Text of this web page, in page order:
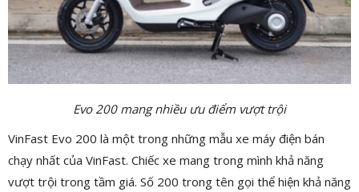
Evo 200 mang nhiều ưu điểm vượt trội
VinFast Evo 200 là một trong những mẫu xe máy điện bán
chạy nhất của VinFast. Chiếc xe mang trong mình khả năng
vượt trội trong tầm giá. Số 200 trong tên gọi thể hiện khả năng